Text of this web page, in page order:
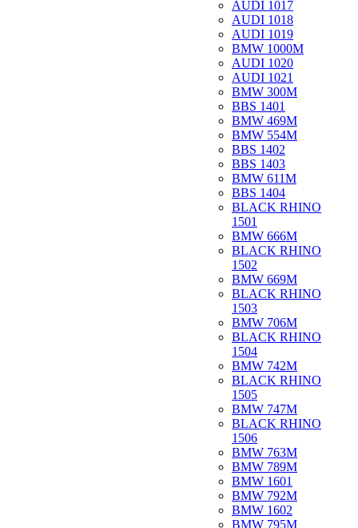
AUDI 1017
AUDI 1018
AUDI 1019
BMW 1000M
AUDI 1020
AUDI 1021
BMW 300M
BBS 1401
BMW 469M
BMW 554M
BBS 1402
BBS 1403
BMW 611M
BBS 1404
BLACK RHINO
1501
BMW 666M
BLACK RHINO
1502
BMW 669M
BLACK RHINO
1503
BMW 706M
BLACK RHINO
1504
BMW 742M
BLACK RHINO
1505
BMW 747M
BLACK RHINO
1506
BMW 763M
BMW 789M
BMW 1601
BMW 792M
BMW 1602
BMW 795M